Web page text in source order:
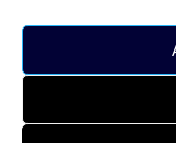
Alpine A290
leroydansLancia
Nouvelle